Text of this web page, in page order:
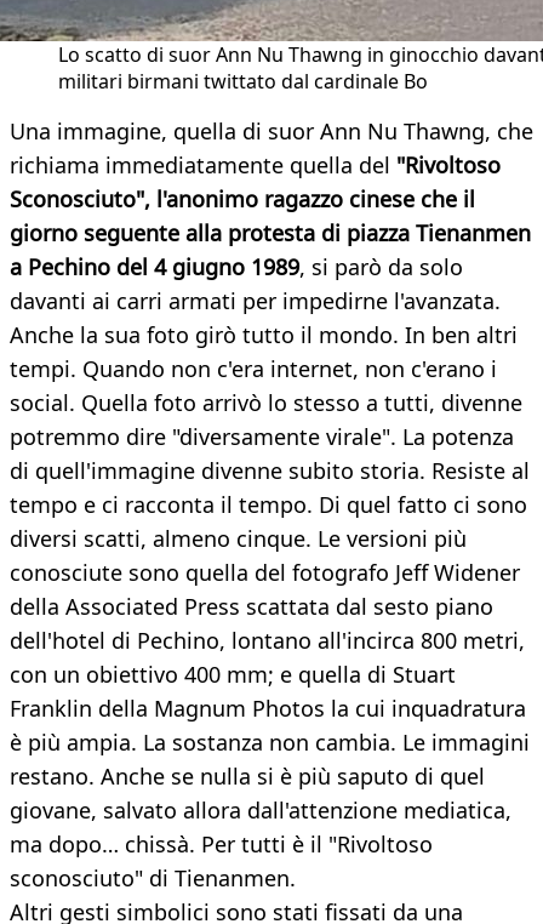
Lo scatto di suor Ann Nu Thawng in ginocchio
militari birmani twittato dal cardinale Bo
Una immagine, quella di suor Ann Nu Thawng, che
richiama immediatamente quella del "Rivoltoso
Sconosciuto", l'anonimo ragazzo cinese che il
giorno seguente alla protesta di piazza Tienanmen
a Pechino del 4 giugno 1989, si parò da solo
davanti ai carri armati per impedirne l'avanzata.
Anche la sua foto girò tutto il mondo. In ben altri
tempi. Quando non c'era internet, non c'erano i
social. Quella foto arrivò lo stesso a tutti, divenne
potremmo dire "diversamente virale". La potenza
di quell'immagine divenne subito storia. Resiste al
tempo e ci racconta il tempo. Di quel fatto ci sono
diversi scatti, almeno cinque. Le versioni più
conosciute sono quella del fotografo Jeff Widener
della Associated Press scattata dal sesto piano
dell'hotel di Pechino, lontano all'incirca 800 metri,
con un obiettivo 400 mm; e quella di Stuart
Franklin della Magnum Photos la cui inquadratura
è più ampia. La sostanza non cambia. Le immagini
restano. Anche se nulla si è più saputo di quel
giovane, salvato allora dall'attenzione mediatica,
ma dopo… chissà. Per tutti è il "Rivoltoso
sconosciuto" di Tienanmen.
Altri gesti simbolici sono stati fissati da una